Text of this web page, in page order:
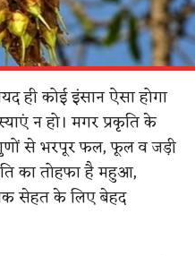
कोई इंसान ऐसा होगा
न हो। मगर प्रकृति के
से भरपूर फल, फूल व जड़ी
का तोहफा है महुआ,
सेहत के लिए बेहद